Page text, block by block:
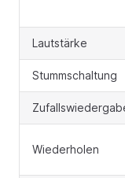
Lautstärke
Stummschaltung
Wiederholen